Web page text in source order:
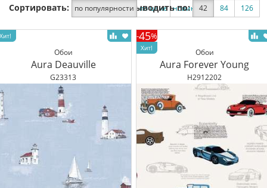
Сортировать: по популярности по цене новинки по скидке
Выводить по: 42 84 126
Обои
Aura Deauville
G23313
Обои
Aura Forever Young
H2912202
-45%